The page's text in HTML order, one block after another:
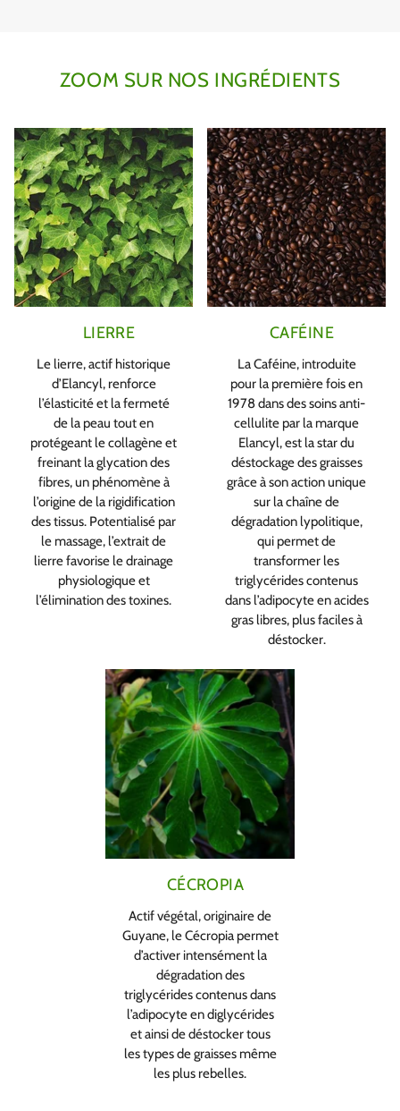
ZOOM SUR NOS INGRÉDIENTS
LIERRE
Le lierre, actif historique
d’Elancyl, renforce
l’élasticité et la fermeté
de la peau tout en
protégeant le collagène et
freinant la glycation des
fibres, un phénomène à
l’origine de la rigidification
des tissus. Potentialisé par
le massage, l’extrait de
lierre favorise le drainage
physiologique et
l’élimination des toxines.
CAFÉINE
La Caféine, introduite
pour la première fois en
1978 dans des soins anti-
cellulite par la marque
Elancyl, est la star du
déstockage des graisses
grâce à son action unique
sur la chaîne de
dégradation lypolitique,
qui permet de
transformer les
triglycérides contenus
dans l’adipocyte en acides
gras libres, plus faciles à
déstocker.
CÉCROPIA
Actif végétal, originaire de
Guyane, le Cécropia permet
d’activer intensément la
dégradation des
triglycérides contenus dans
l’adipocyte en diglycérides
et ainsi de déstocker tous
les types de graisses même
les plus rebelles.